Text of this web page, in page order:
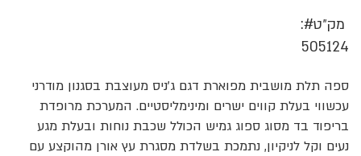
מק״ט
505124
ספה תלת מושבית מפוארת דגם ג'ניס מעוצבת בסגנון מודרני
עכשווי בעלת קווים ישרים ומינימליסטיים. המערכת מרופדת
בריפוד בד מסוג ספוג גמיש הכולל שכבת נוחות ובעלת מגע
נעים וקל לניקיון, נתמכת בשלדת מסגרת עץ אורן מהוקצע עם